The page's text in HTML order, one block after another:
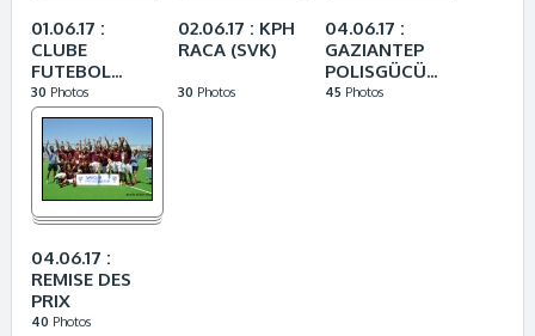
01.06.17 :
CLUBE
FUTEBOL...
30 Photos
02.06.17 : KPH
RACA (SVK)
30 Photos
04.06.17 :
GAZIANTEP
POLISGÜCÜ...
45 Photos
04.06.17 :
REMISE DES
PRIX
40 Photos